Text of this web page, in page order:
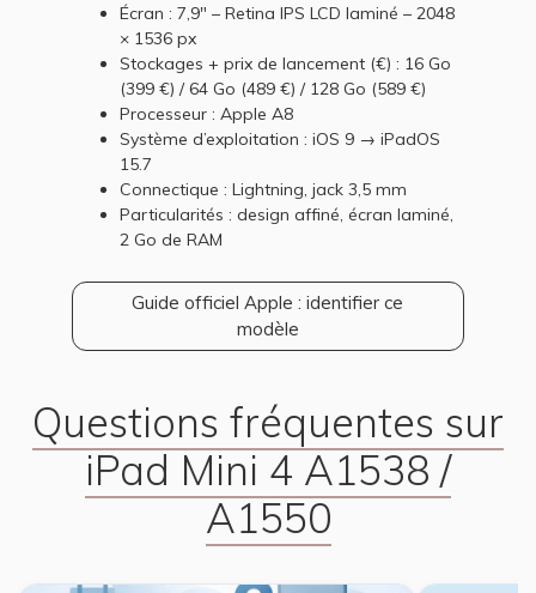
Écran : 7,9" – Retina IPS LCD laminé – 2048
× 1536 px
Stockages + prix de lancement (€) : 16 Go
(399 €) / 64 Go (489 €) / 128 Go (589 €)
Processeur : Apple A8
Système d’exploitation : iOS 9 → iPadOS
15.7
Connectique : Lightning, jack 3,5 mm
Particularités : design affiné, écran laminé,
2 Go de RAM
Guide officiel Apple : identifier ce
modèle
Questions fréquentes sur
iPad Mini 4 A1538 /
A1550